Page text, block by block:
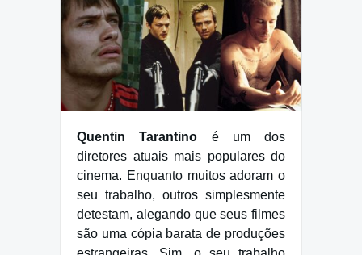
Quentin Tarantino é um dos
diretores atuais mais populares do
cinema. Enquanto muitos adoram o
seu trabalho, outros simplesmente
detestam, alegando que seus filmes
são uma cópia barata de produções